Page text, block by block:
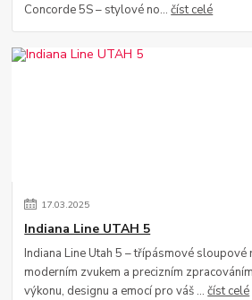
Concorde 5S – stylové no...číst celé
17.03.2025
Indiana Line UTAH 5
Indiana Line Utah 5 – třípásmové
moderním zvukem a precizním
výkonu, designu a emocí pro váš ...číst celé